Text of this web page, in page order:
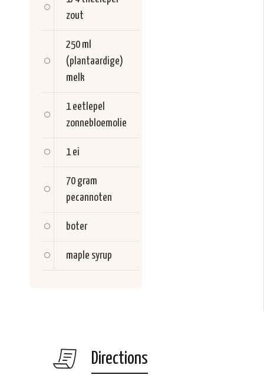
zout
250 ml
(plantaardige)
melk
1 eetlepel
zonnebloemolie
1 ei
70 gram
pecannoten
boter
maple syrup
Directions